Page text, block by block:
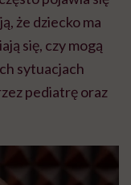
że dziecko ma
się, czy mogą
sytuacjach
pediatrę oraz